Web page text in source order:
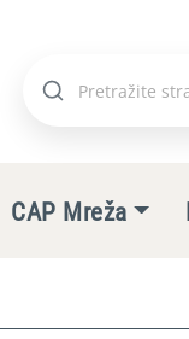
Pretraži
CAP Mreža